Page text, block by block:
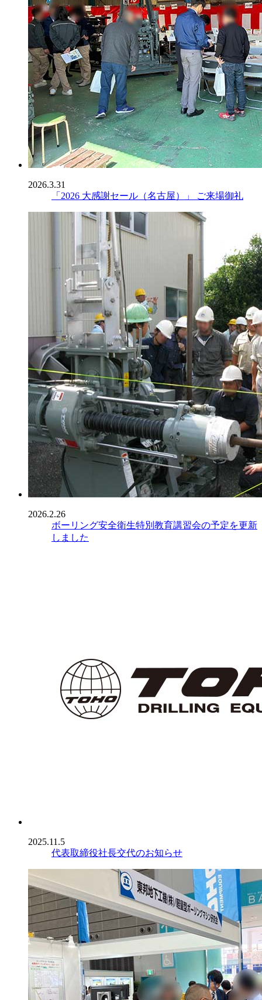
2026.3.31
「2026 大感謝セール（名古屋）」 ご来場御礼
2026.2.26
ボーリング安全衛生特別教育講習会の予定を更新
しました
2025.11.5
代表取締役社長交代のお知らせ